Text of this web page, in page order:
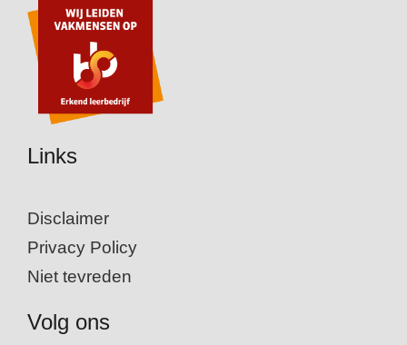
Links
Disclaimer
Privacy Policy
Niet tevreden
Volg ons